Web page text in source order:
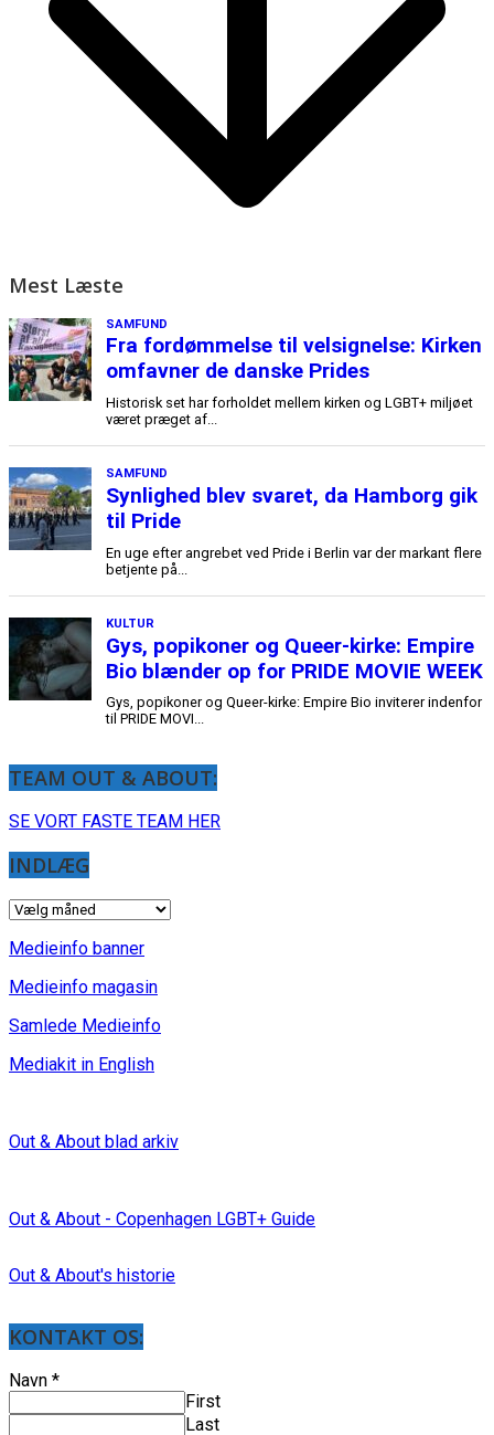
Mest Læste
TEAM OUT & ABOUT:
SE VORT FASTE TEAM HER
INDLÆG
INDLÆG
Medieinfo banner
Medieinfo magasin
Samlede Medieinfo
Mediakit in English
Out & About blad arkiv
Out & About - Copenhagen LGBT+ Guide
Out & About's historie
KONTAKT OS:
Navn *
First
Last